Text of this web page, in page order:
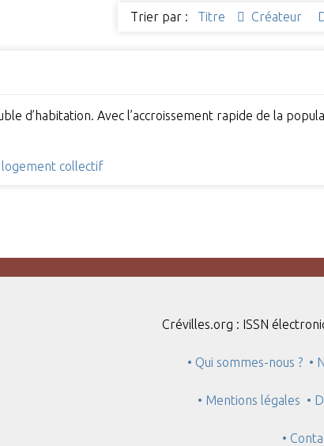
Trier par : Titre Créateur
d’habitation. Avec l’accroissement rapide de la
logement collectif
Crévilles.org : ISSN
• Qui sommes-nous ? •
• Mentions légales •
•